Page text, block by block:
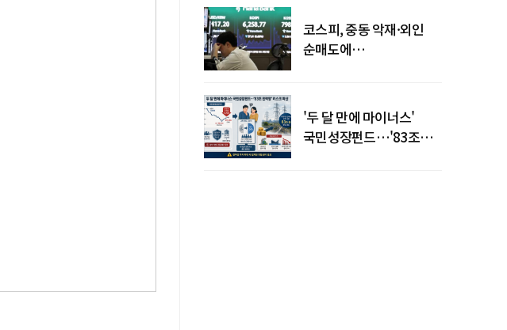
코스피, 중동 악재·외인
순매도에
'두 달 만에 마이너스'
국민성장펀드…'83조